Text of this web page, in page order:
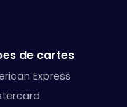
de cartes
Express